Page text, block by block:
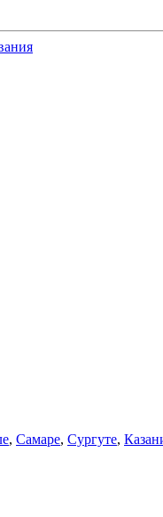
, Самаре, Сургуте,